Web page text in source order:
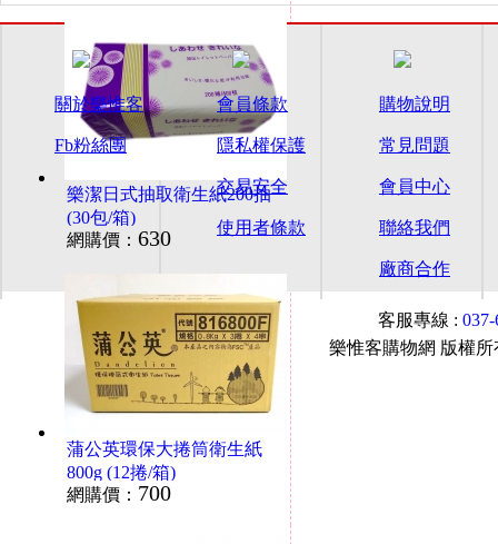
樂潔日式抽取衛生紙200抽
(30包/箱)
網購價： 630
蒲公英環保大捲筒衛生紙
800g (12捲/箱)
網購價： 700
關於樂惟客
Fb粉絲團
會員條款
隱私權保護
交易安全
使用者條款
購物說明
常見問題
會員中心
聯絡我們
廠商合作
客服專線 :
樂惟客購物網 版權所